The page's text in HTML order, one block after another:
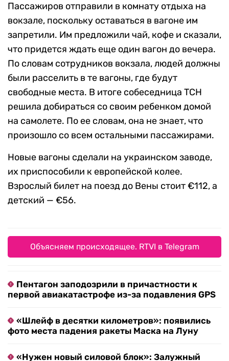
Пассажиров отправили в комнату отдыха на
вокзале, поскольку оставаться в вагоне им
запретили. Им предложили чай, кофе и сказали,
что придется ждать еще один вагон до вечера.
По словам сотрудников вокзала, людей должны
были расселить в те вагоны, где будут
свободные места. В итоге собеседница ТСН
решила добираться со своим ребенком домой
на самолете. По ее словам, она не знает, что
произошло со всем остальными пассажирами.
Новые вагоны сделали на украинском заводе,
их приспособили к европейской колее.
Взрослый билет на поезд до Вены стоит €112, а
детский — €56.
Объясняем происходящее. RTVI в Telegram
Пентагон заподозрили в причастности к
первой авиакатастрофе из-за подавления GPS
«Шлейф в десятки километров»: появились
фото места падения ракеты Маска на Луну
«Нужен новый силовой блок»: Залужный